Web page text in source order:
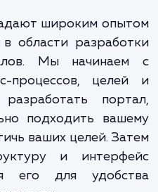
и